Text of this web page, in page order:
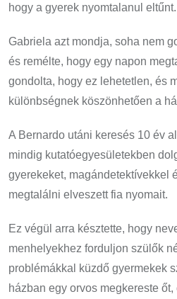
hogy a gyerek nyomtalanul eltűnt.
Gabriela azt mondja, soha nem
és remélte, hogy egy napon
gondolta, hogy ez lehetetlen, és
különbségnek köszönhetően a
A Bernardo utáni keresés 10 év
mindig kutatóegyesületekben
gyerekeket, magándetektívekkel
megtalálni elveszett fia nyomait.
Ez végül arra késztette, hogy
menhelyekhez forduljon szülők
problémákkal küzdő gyermekek
házban egy orvos megkereste